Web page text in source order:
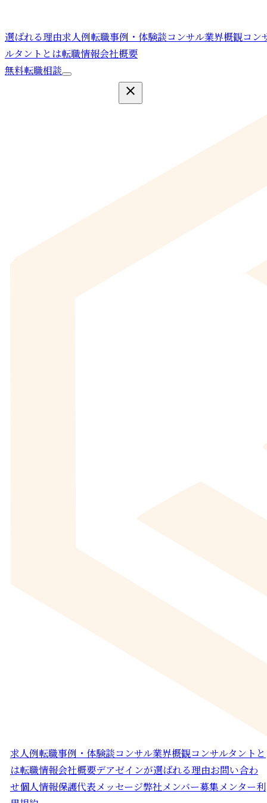
選ばれる理由求人例転職事例・体験談コンサル業界概観コン
ルタントとは転職情報会社概要
無料転職相談
close
求人例転職事例・体験談コンサル業界概観コンサルタントと
は転職情報会社概要デアゼインが選ばれる理由お問い合わ
せ個人情報保護代表メッセージ弊社メンバー募集メンター利